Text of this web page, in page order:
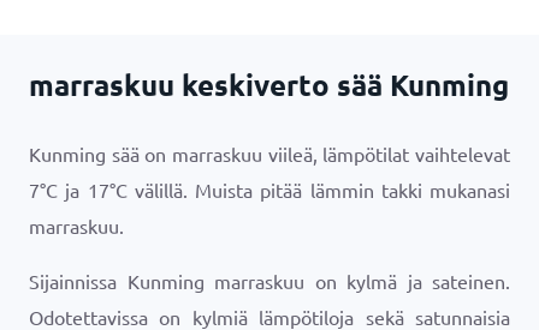
marraskuu keskiverto sää Kunming
Kunming sää on marraskuu viileä, lämpötilat vaihtelevat
7°C ja 17°Cvälillä. Muista pitää lämmin takki mukanasi
marraskuu.
Sijainnissa Kunming marraskuu on kylmä ja sateinen.
Odotettavissa on kylmiä lämpötiloja sekä satunnaisia